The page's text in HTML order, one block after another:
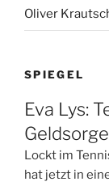
Oliver
SPIEGEL
Eva Lys:
Lockt im
hat jetzt in